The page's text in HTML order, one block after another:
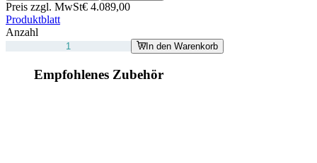
Preis zzgl. MwSt€ 4.089,00
Produktblatt
Anzahl
In den Warenkorb
Empfohlenes Zubehör